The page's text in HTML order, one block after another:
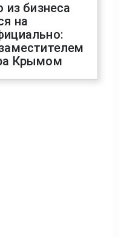
из бизнеса
на
Крымом